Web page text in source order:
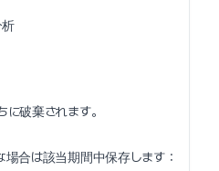
析
破棄されます。
合は該当期間中保存します：